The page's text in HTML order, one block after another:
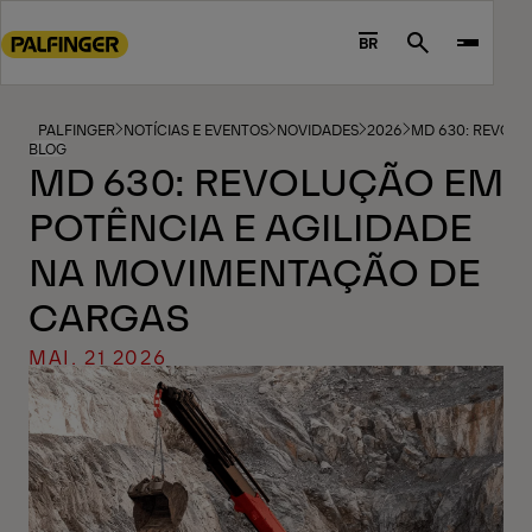
to
footer
content
BR Search
PALFINGER NOTÍCIAS E EVENTOS NOVIDADES 2026 MD 630:
BLOG
MD 630: REVOLUÇÃO EM
POTÊNCIA E AGILIDADE
NA MOVIMENTAÇÃO DE
CARGAS
MAI. 21 2026